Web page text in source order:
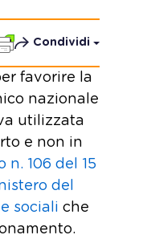
Condividi
favorire la
nazionale
utilizzata
e non in
n. 106 del 15
del
sociali che